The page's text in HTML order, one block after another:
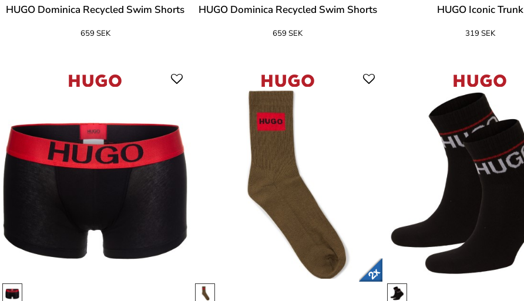
HUGO Dominica Recycled Swim Shorts
659 SEK
HUGO Dominica Recycled Swim Shorts
659 SEK
HUGO Iconic Trunk
319 SEK